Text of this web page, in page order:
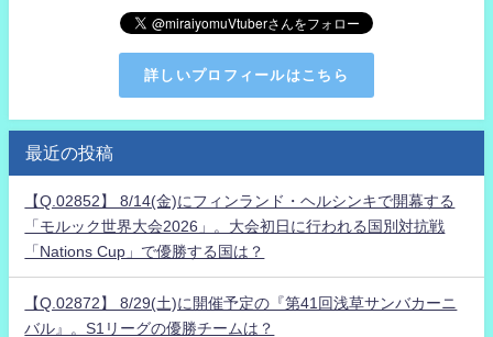
詳しいプロフィールはこちら
最近の投稿
【Q.02852】 8/14(金)にフィンランド・ヘルシンキで開幕する
「モルック世界大会2026」。大会初日に行われる国別対抗戦
「Nations Cup」で優勝する国は？
【Q.02872】 8/29(土)に開催予定の『第41回浅草サンバカーニ
バル』。S1リーグの優勝チームは？